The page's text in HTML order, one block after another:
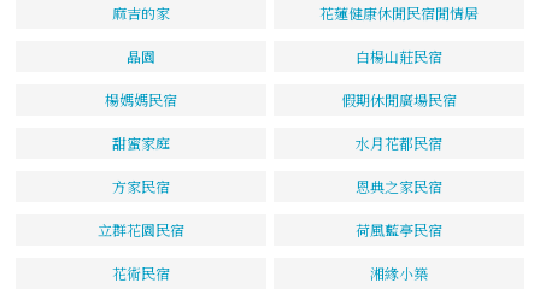
麻吉的家 花蓮健康休閒民宿閒情居
晶園 白楊山莊民宿
楊媽媽民宿 假期休閒廣場民宿
甜蜜家庭 水月花都民宿
方家民宿 恩典之家民宿
立群花園民宿 荷風藍亭民宿
花術民宿 湘緣小築